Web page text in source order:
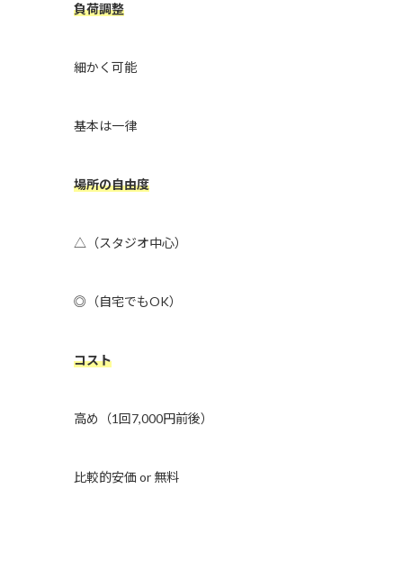
負荷調整
細かく可能
基本は一律
場所の自由度
△（スタジオ中心）
◎（自宅でもOK）
コスト
高め（1回7,000円前後）
比較的安価 or 無料